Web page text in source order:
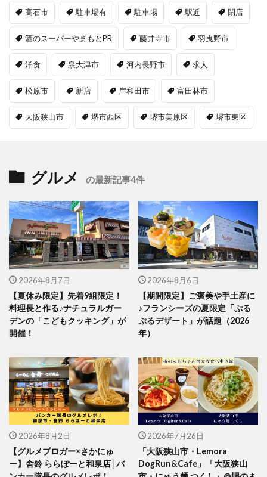
高石市 駐車場有 駐車場 駅近 閉店
酒のスーパーやまもとPR 藤井寺市 羽曳野市
洋食 泉大津市 河内長野市 求人
松原市 新店 岸和田市 富田林市
大阪狭山市 堺市西区 堺市美原区 堺市東区
グルメ の最新記事4件
2026年8月7日
【夏休み限定】先着9組限定！
料理長と作る♪ナチュラルガー
デンの「こどもクッキング」が
開催！
2026年8月6日
【期間限定】ご褒美や手土産に
♪フランシーズの夏限定「ぷる
ぷるデザート」が話題（2026
年）
2026年8月2日
【グルメブロガー×さかにゅ
ー】舎鈴 ららぽーと和泉店│バ
2026年7月26日
「大阪狭山市・Lemora
DogRun&Cafe」「大阪狭山